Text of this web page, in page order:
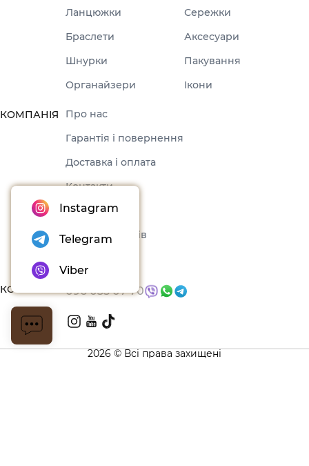
Ланцюжки
Сережки
Браслети
Аксесуари
Шнурки
Пакування
Органайзери
Ікони
КОМПАНІЯ
Про нас
Гарантія і повернення
Доставка і оплата
Контакти
Оферта
Набори товарів
КОНТАКТИ 096 035 07 70
2026 © Всі права захищені
Instagram
Telegram
Viber